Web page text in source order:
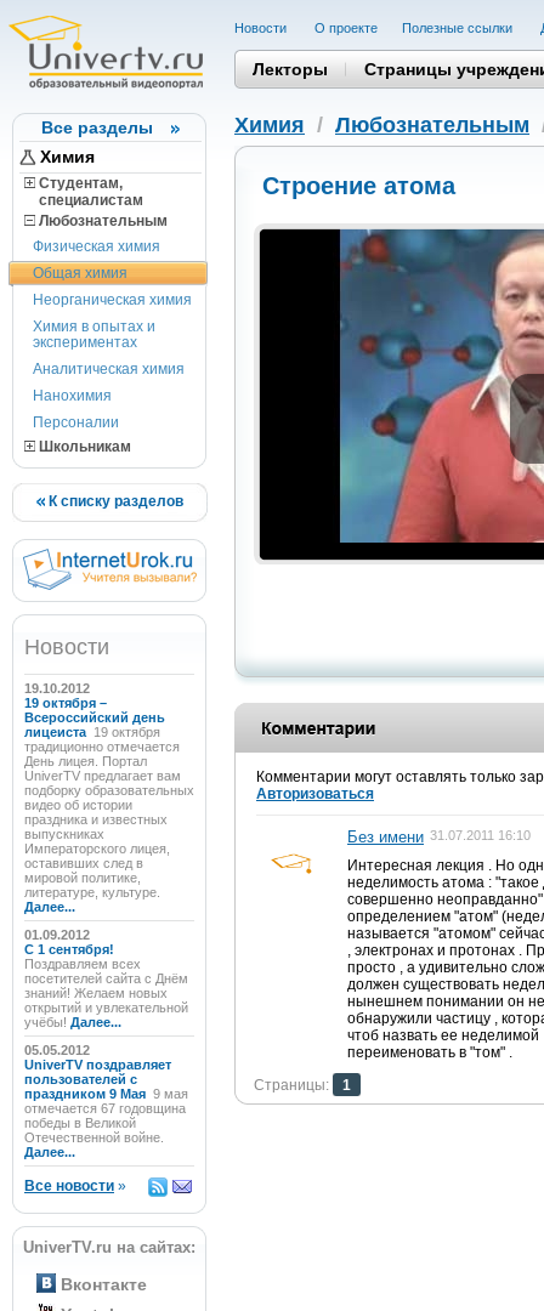
Все разделы
Химия
Студентам,
cпециалистам
Любознательным
Физическая химия
Общая химия
Неорганическая химия
Химия в опытах и
экспериментах
Аналитическая химия
Нанохимия
Персоналии
Школьникам
К списку разделов
Новости
19.10.2012
19 октября –
Всероссийский день
лицеиста 19 октября
традиционно отмечается
День лицея. Портал
UniverTV предлагает вам
подборку образовательных
видео об истории
праздника и известных
выпускниках
Императорского лицея,
оставивших след в
мировой политике,
литературе, культуре.
Далее...
01.09.2012
C 1 сентября!
Поздравляем всех
посетителей сайта с Днём
знаний! Желаем новых
открытий и увлекательной
учёбы! Далее...
05.05.2012
UniverTV поздравляет
пользователей с
праздником 9 Мая 9 мая
отмечается 67 годовщина
победы в Великой
Отечественной войне.
Далее...
Все новости »
UniverTV.ru на сайтах:
Вконтакте
Новости О проекте Полезные cсылки
Лекторы Страницы
Химия / Любознательным
Строение атома
Комментарии могут оставлять только
Авторизоваться
Без имени 31.07.2011 16:10
Интересная лекция . Но
неделимость атома :
совершенно неоправданно"
определением "атом"
называется "атомом"
, электронах и протонах .
просто , а удивительно
должен существовать
нынешнем понимании он не
обнаружили частицу ,
чтоб назвать ее неделимой
переименовать в "том" .
Страницы:
1